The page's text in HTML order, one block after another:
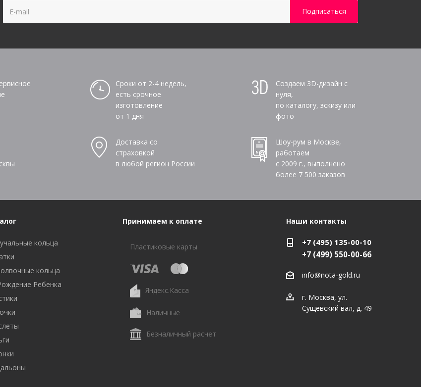
Сроки от 2-4 недель,
есть срочное
изготовление
от 1 дня
Создаем 3D-дизайн с
нуля,
по каталогу, эскизу или
фото
Доставка со
страховкой
в любой регион России
Шоу-рум в Москве,
работаем
с 2009 г., выполнено
более 7 500 заказов
кольца
кольца
Ребенка
Принимаем к оплате
Пластиковые карты
Яндекс.Касса
Наличные
Безналичный расчет
Наши контакты
+7 (495) 135-00-10
+7 (499) 550-00-66
info@nota-gold.ru
г. Москва, ул.
Сущевский вал, д. 49